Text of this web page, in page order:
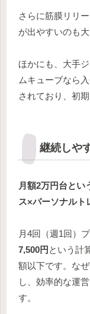
さらに筋膜リリ
が出やすいのも大
ほかにも、大手
ムキューブなら
されており、初
継続しや
月額2万円台とい
ス×パーソナルト
月4回（週1回）
7,500円 という計
額以下です。な
し、効率的な運
す。